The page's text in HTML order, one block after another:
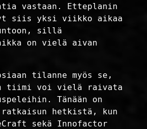
vastaan. Etteplanin
siis yksi viikko aikaa
sillä
on vielä aivan
tilanne myös se,
tiimi voi vielä raivata
Tänään on
hetkistä, kun
sekä Innofactor